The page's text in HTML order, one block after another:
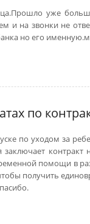
уже
и на звонки не
но его
по
по уходом за
заключает
помощи в
получить